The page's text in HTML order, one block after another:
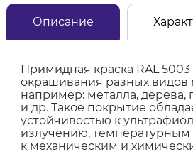
Описание
Примидная краска RAL
окрашивания разных видов
например: металла, дерева,
и др. Такое покрытие
устойчивостью к
излучению, температурным
к механическим и